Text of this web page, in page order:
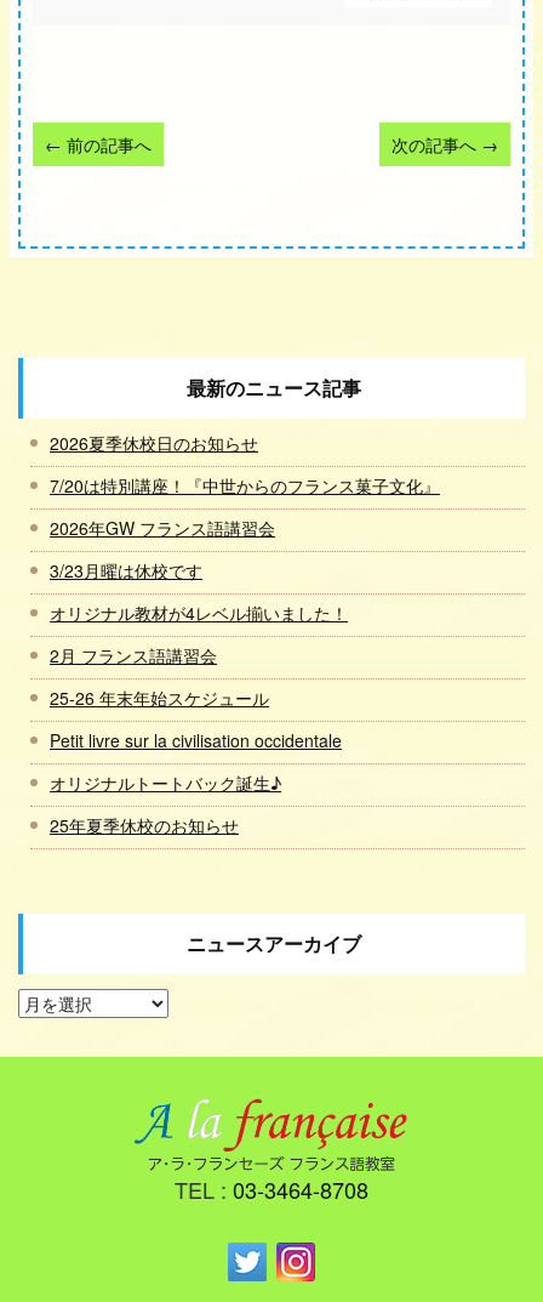
← 前の記事へ 次の記事へ →
最新のニュース記事
2026夏季休校日のお知らせ
7/20は特別講座！『中世からのフランス菓子文化』
2026年GW フランス語講習会
3/23月曜は休校です
オリジナル教材が4レベル揃いました！
2月 フランス語講習会
25-26 年末年始スケジュール
Petit livre sur la civilisation occidentale
オリジナルトートバック誕生♪
25年夏季休校のお知らせ
ニュースアーカイブ
TEL : 03-3464-8708